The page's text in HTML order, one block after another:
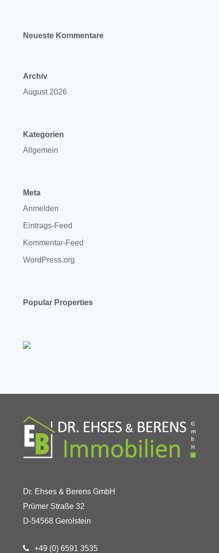
Neueste Kommentare
Archiv
August 2026
Kategorien
Allgemein
Meta
Anmelden
Eintrags-Feed
Kommentar-Feed
WordPress.org
Popular Properties
Dr. Ehses & Berens GmbH
Prümer Straße 32
D-54568 Gerolstein
+49 (0) 6591 3535